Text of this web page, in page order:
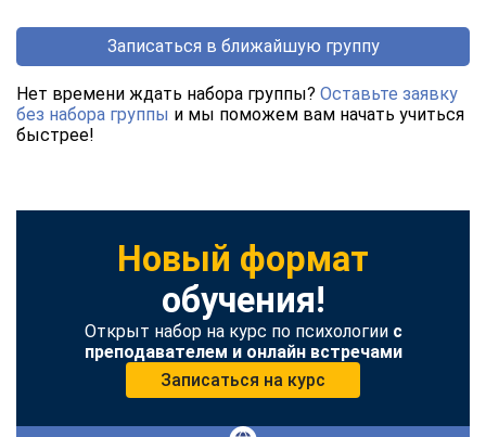
Записаться в ближайшую группу
Нет времени ждать набора группы? Оставьте заявку
без набора группы и мы поможем вам начать учиться
быстрее!
Новый формат
обучения!
Открыт набор на курс по психологии с
преподавателем и онлайн встречами
Записаться на курс